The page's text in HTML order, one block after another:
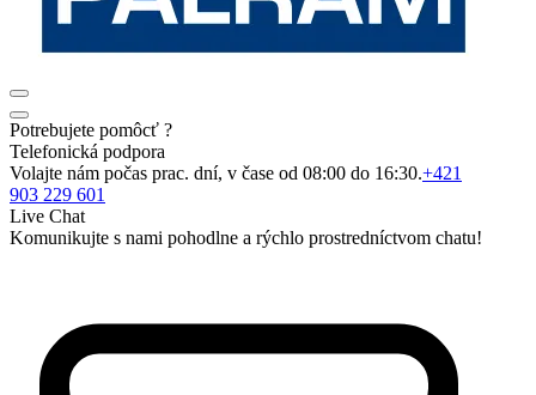
Potrebujete pomôcť ?
Telefonická podpora
Volajte nám počas prac. dní, v čase od 08:00 do 16:30.+421
903 229 601
Live Chat
Komunikujte s nami pohodlne a rýchlo prostredníctvom chatu!